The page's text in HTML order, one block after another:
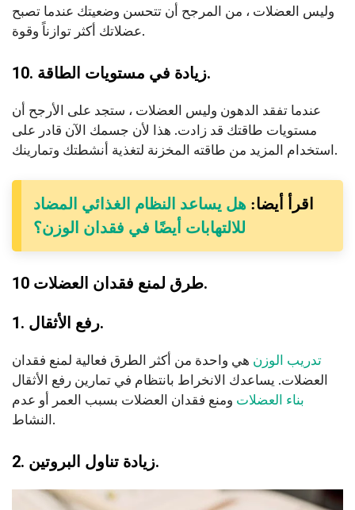
وليس العضلات ، من المرجح أن تتحسن وضعيتك عندما تصبح
عضلاتك أكثر توازناً وقوة.
10. زيادة في مستويات الطاقة.
عندما تفقد الدهون وليس العضلات ، ستجد على الأرجح أن
مستويات طاقتك قد زادت. هذا لأن جسمك الآن قادر على
استخدام المزيد من طاقته المخزنة لتغذية أنشطتك وتمارينك.
اقرأ أيضا: هل يساعد النظام الغذائي المضاد
للالتهابات أيضًا في فقدان الوزن؟
10 طرق لمنع فقدان العضلات.
1. رفع الأثقال.
تدريب الوزن هي واحدة من أكثر الطرق فعالية لمنع فقدان
العضلات. يساعدك الانخراط بانتظام في تمارين رفع الأثقال
بناء العضلات ومنع فقدان العضلات بسبب العمر أو عدم
النشاط.
2. زيادة تناول البروتين.